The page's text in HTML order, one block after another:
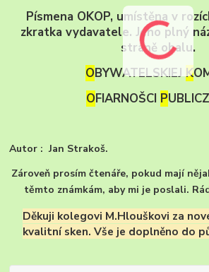
Písmena OKOP, umístěna v
zkratka vydavatele. Jeho plný
straně obalu.
OBYWATELSKIEJK
OFIARNOŠCI P
Autor : Jan Strakoš.
Zároveň prosím čtenáře, pokud mají
těmto známkám, aby mi je poslali.
Děkuji kolegovi M.Hlouškovi za
kvalitní sken. Vše je doplněno do